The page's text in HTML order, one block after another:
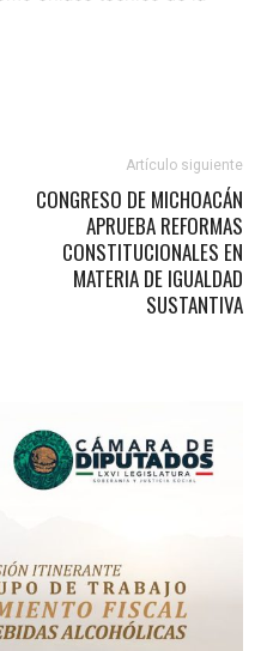
Artículo siguiente
CONGRESO DE MICHOACÁN
APRUEBA REFORMAS
CONSTITUCIONALES EN
MATERIA DE IGUALDAD
SUSTANTIVA